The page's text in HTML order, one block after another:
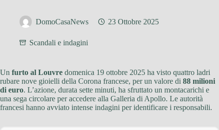
DomoCasaNews 23 Ottobre 2025
Scandali e indagini
Un furto al Louvre domenica 19 ottobre 2025 ha visto quattro ladri
rubare nove gioielli della Corona francese, per un valore di 88 milioni
di euro. L’azione, durata sette minuti, ha sfruttato un montacarichi e
una sega circolare per accedere alla Galleria di Apollo. Le autorità
francesi hanno avviato intense indagini per identificare i responsabili.